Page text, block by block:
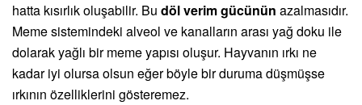
hatta kısırlık oluşabilir. Bu döl verim gücünün azalmasıdır.
Meme sistemindeki alveol ve kanalların arası yağ doku ile
dolarak yağlı bir meme yapısı oluşur. Hayvanın ırkı ne
kadar iyi olursa olsun eğer böyle bir duruma düşmüşse
ırkının özelliklerini gösteremez.